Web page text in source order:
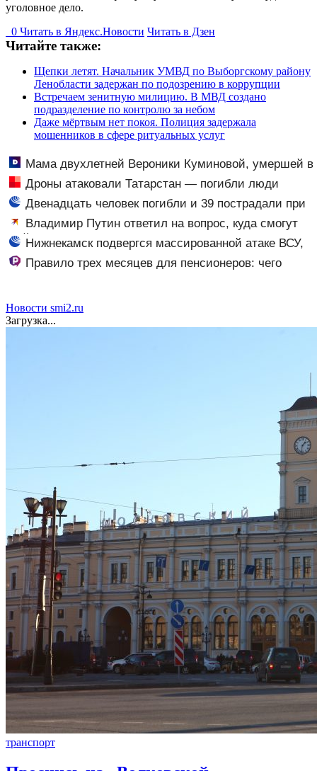
уголовное дело.
0 Читать в Яндекс.Новости Читать в Дзен
Читайте также:
Щепки летят. Начальник УМВД по Выборгскому району
Ленобласти задержан по подозрению в коррупции
Встречаем зенитную милицию. В МВД создано
подразделение по контролю за небом
Даже мёртвым нет покоя. Полиция задержала
мошенников в сфере ритуальных услуг
Мама двухлетней Вероники Куминовой, умершей в
больнице, беременна: семья ждет девочку
Дроны атаковали Татарстан — погибли люди
Двенадцать человек погибли и 39 пострадали при
атаке ВСУ на Нижнекамск
Владимир Путин ответил на вопрос, куда смогут
дойти ВС РФ на Украине
Нижнекамск подвергся массированной атаке ВСУ,
есть погибшие
Правило трех месяцев для пенсионеров: чего
Новости smi2.ru
Загрузка...
транспорт